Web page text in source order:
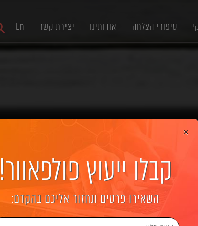
סיפורי הצלחה אודותינו יצירת קשר En
שיווק דיגיטלי 360°
×
קבלו ייעוץ פולפאוור!
השאירו פרטים ונחזור אליכם בהקדם: